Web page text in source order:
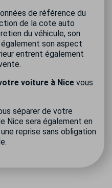
de référence du
de la cote auto
du véhicule, son
son aspect
entrent également
voiture à Nice vous
séparer de votre
Nice sera également en
reprise sans obligation